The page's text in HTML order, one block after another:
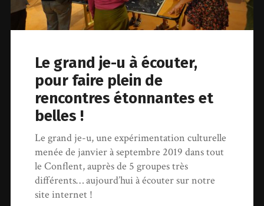
Le grand je-u à écouter,
pour faire plein de
rencontres étonnantes et
belles !
Le grand je-u, une expérimentation culturelle
menée de janvier à septembre 2019 dans tout
le Conflent, auprès de 5 groupes très
différents… aujourd’hui à écouter sur notre
site internet !